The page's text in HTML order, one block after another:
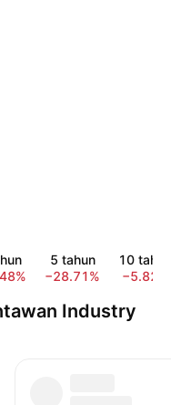
5 tahun
−28.71%
10 tahun
−5.82%
Industry